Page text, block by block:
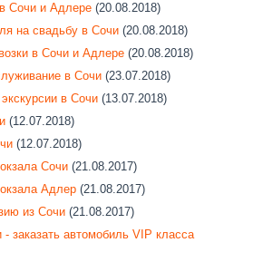
Сочи и Адлере (20.08.2018)
на свадьбу в Сочи (20.08.2018)
в Сочи и Адлере (20.08.2018)
в Сочи (23.07.2018)
в Сочи (13.07.2018)
(12.07.2018)
(12.07.2018)
Сочи (21.08.2017)
Адлер (21.08.2017)
из Сочи (21.08.2017)
заказать автомобиль VIP класса